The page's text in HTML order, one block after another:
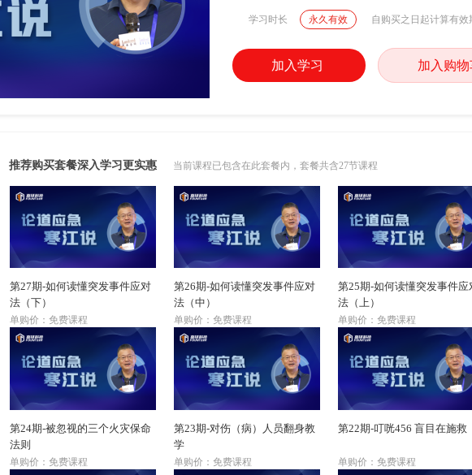
学习时长 永久有效 自购买之日起计算有效
加入学习 加入购物
推荐购买套餐深入学习更实惠 当前课程已包含在此套餐内，套餐共含27节课程
第27期-如何读懂突发事件应对
法（下）
单购价：免费课程
第26期-如何读懂突发事件应对
法（中）
单购价：免费课程
第25期-如何读懂突发事件应
法（上）
单购价：免费课程
第24期-被忽视的三个火灾保命
法则
单购价：免费课程
第23期-对伤（病）人员翻身教
学
单购价：免费课程
第22期-叮咣456 盲目在施救
单购价：免费课程